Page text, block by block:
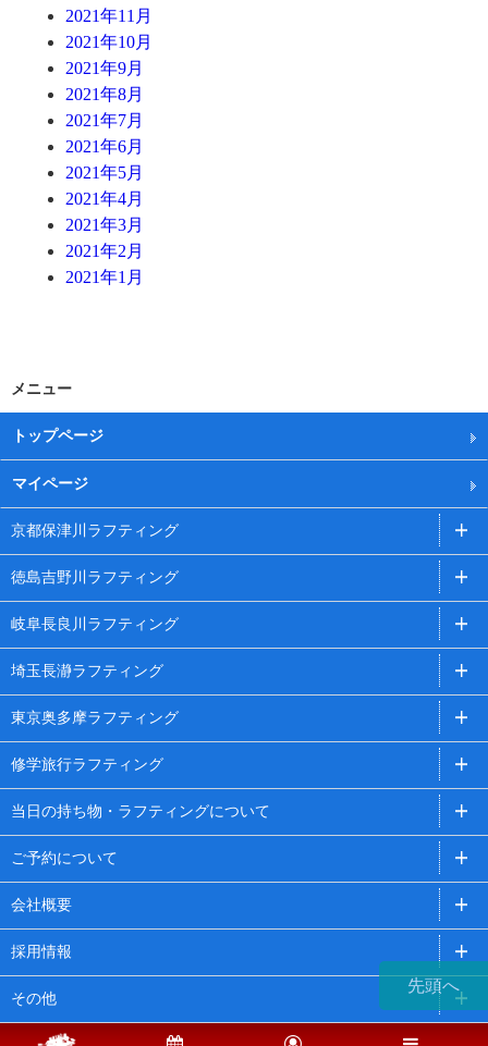
2021年11月
2021年10月
2021年9月
2021年8月
2021年7月
2021年6月
2021年5月
2021年4月
2021年3月
2021年2月
2021年1月
先頭へ
メニュー
トップページ
マイページ
京都保津川ラフティング
徳島吉野川ラフティング
岐阜長良川ラフティング
埼玉長瀞ラフティング
東京奥多摩ラフティング
修学旅行ラフティング
当日の持ち物・ラフティングについて
ご予約について
会社概要
採用情報
その他